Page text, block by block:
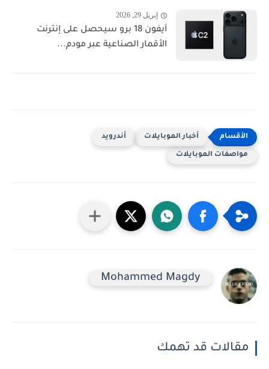
إبريل 29, 2026
آيفون 18 برو سيحصل على إنترنت
الأقمار الصناعية عبر مودم...
أخبار الموبايلات أندرويد
مواصفات الموبايلات
Mohammed Magdy
مقالات قد تهمك